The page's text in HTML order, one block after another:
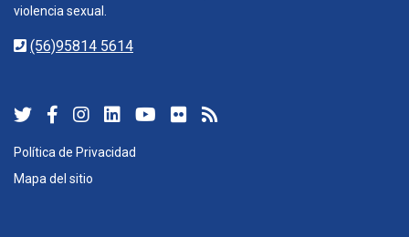
violencia sexual.
(56)95814 5614
Política de Privacidad
Mapa del sitio